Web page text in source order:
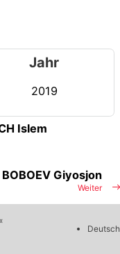
Jahr
2019
Islem
Weiter
Giyosjon
Deutsch